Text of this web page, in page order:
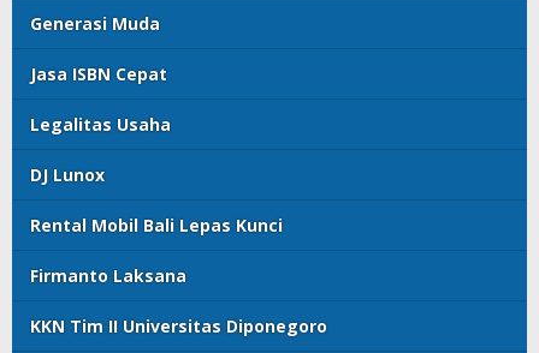
Generasi Muda
Jasa ISBN Cepat
Legalitas Usaha
DJ Lunox
Rental Mobil Bali Lepas Kunci
Firmanto Laksana
KKN Tim II Universitas Diponegoro